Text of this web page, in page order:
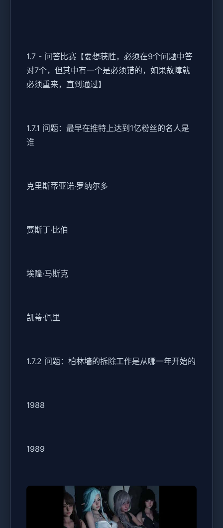
1.7 - 问答比赛【要想获胜，必须在9个问题中答
对7个，但其中有一个是必须错的，如果故障就
必须重来，直到通过】
1.7.1 问题：最早在推特上达到1亿粉丝的名人是
谁
克里斯蒂亚诺·罗纳尔多
贾斯丁·比伯
埃隆·马斯克
凯蒂·佩里
1.7.2 问题：柏林墙的拆除工作是从哪一年开始的
1988
1989